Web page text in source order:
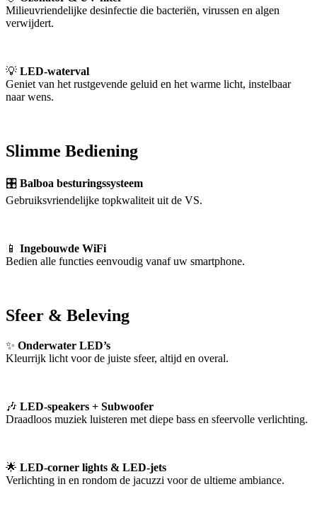
Milieuvriendelijke desinfectie die bacteriën, virussen en algen
verwijdert.
💡 LED-waterval
Geniet van het rustgevende geluid en het warme licht, instelbaar
naar wens.
Slimme Bediening
🎛 Balboa besturingssysteem
Gebruiksvriendelijke topkwaliteit uit de VS.
📱 Ingebouwde WiFi
Bedien alle functies eenvoudig vanaf uw smartphone.
Sfeer & Beleving
✨ Onderwater LED’s
Kleurrijk licht voor de juiste sfeer, altijd en overal.
🎶 LED-speakers + Subwoofer
Draadloos muziek luisteren met diepe bass en sfeervolle verlichting.
🌟 LED-corner lights & LED-jets
Verlichting in en rondom de jacuzzi voor de ultieme ambiance.